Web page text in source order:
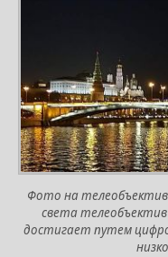
Фото на
света
достигает путем